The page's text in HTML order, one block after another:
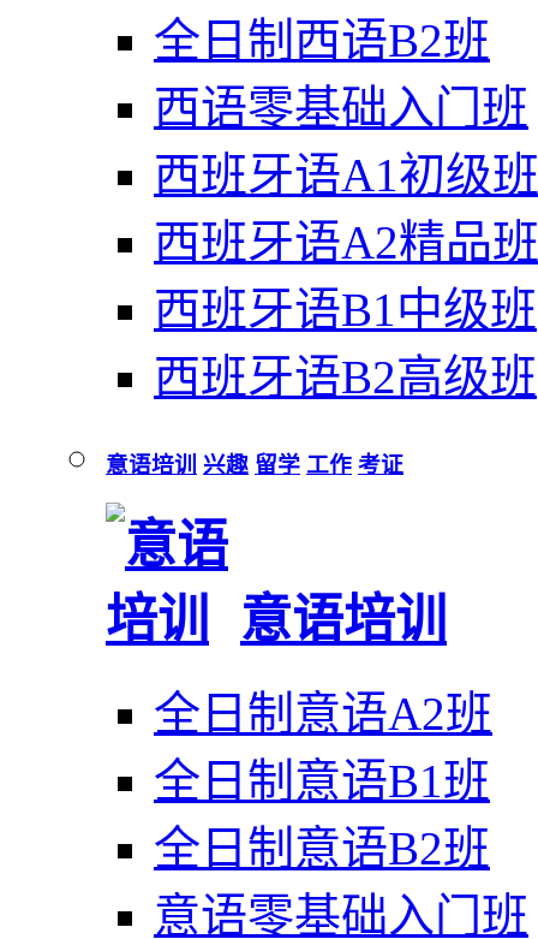
全日制西语B2班
西语零基础入门班
西班牙语A1初级班
西班牙语A2精品班
西班牙语B1中级班
西班牙语B2高级班
意语培训 兴趣 留学 工作 考证
意语培训
全日制意语A2班
全日制意语B1班
全日制意语B2班
意语零基础入门班